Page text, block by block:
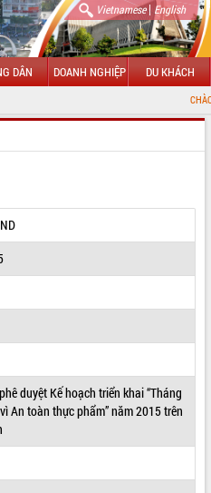
Vietnamese| English
DÂN DOANH NGHIỆP DU KHÁCH
CHÀO MỪNG
duyệt Kế hoạch triển khai “Tháng
An toàn thực phẩm” năm 2015 trên